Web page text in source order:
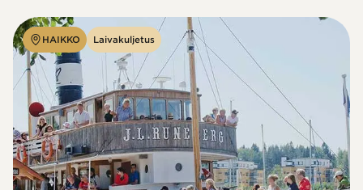
HAIKKO Laivakuljetus